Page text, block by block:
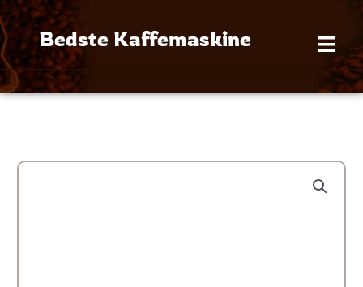
til
indholdetBedste Kaffemaskine